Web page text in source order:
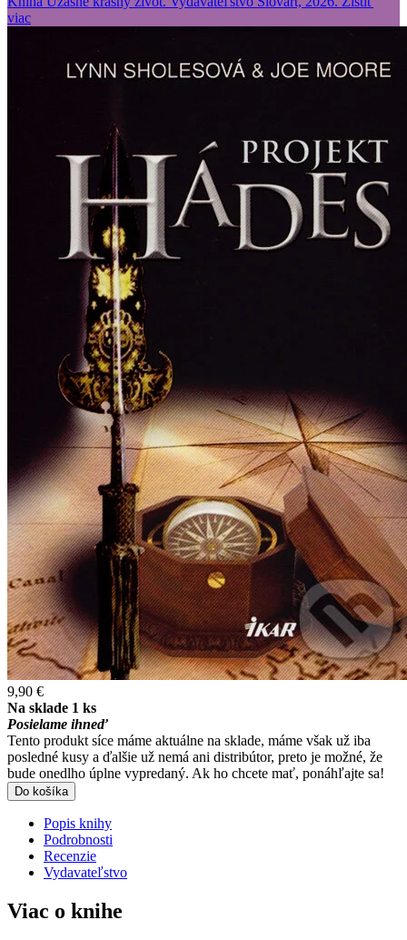
9,90 €
Na sklade 1 ks
Posielame ihneď
Tento produkt síce máme aktuálne na sklade, máme však už iba
posledné kusy a ďalšie už nemá ani distribútor, preto je možné, že
bude onedlho úplne vypredaný. Ak ho chcete mať, ponáhľajte sa!
Do košíka
Popis knihy
Podrobnosti
Recenzie
Vydavateľstvo
Viac o knihe